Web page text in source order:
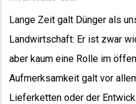
Lange Zeit galt Dünger als
Landwirtschaft: Er ist zwar
aber kaum eine Rolle im
Aufmerksamkeit galt vor
Lieferketten oder der